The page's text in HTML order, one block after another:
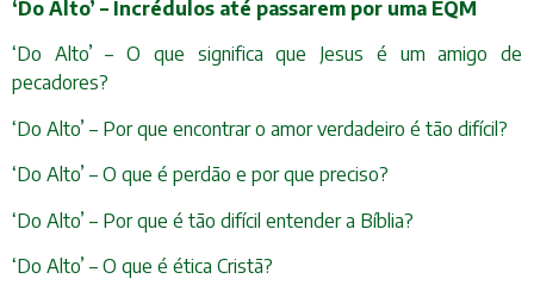
‘Do Alto’ – Incrédulos até passarem por uma EQM
‘Do Alto’ – O que significa que Jesus é um amigo de
pecadores?
‘Do Alto’ – Por que encontrar o amor verdadeiro é tão difícil?
‘Do Alto’ – O que é perdão e por que preciso?
‘Do Alto’ – Por que é tão difícil entender a Bíblia?
‘Do Alto’ – O que é ética Cristã?